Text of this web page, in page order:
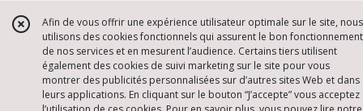
Afin de vous offrir une expérience utilisateur optimale sur le site, nous
utilisons des cookies fonctionnels qui assurent le bon fonctionnement
de nos services et en mesurent l’audience. Certains tiers utilisent
également des cookies de suivi marketing sur le site pour vous
montrer des publicités personnalisées sur d’autres sites Web et dans
leurs applications. En cliquant sur le bouton “J’accepte” vous acceptez